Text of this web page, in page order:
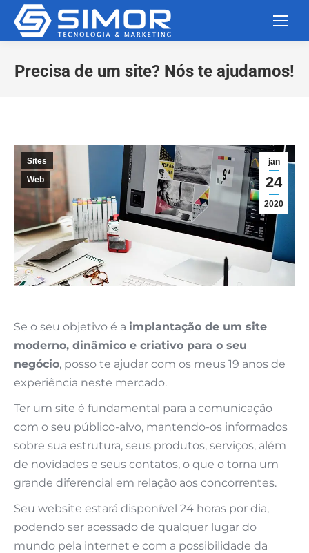
Precisa de um site? Nós te ajudamos!
jan
24
2020
Sites
Web
Se o seu objetivo é a implantação de um site
moderno, dinâmico e criativo para o seu
negócio, posso te ajudar com os meus 19 anos de
experiência neste mercado.
Ter um site é fundamental para a comunicação
com o seu público-alvo, mantendo-os informados
sobre sua estrutura, seus produtos, serviços, além
de novidades e seus contatos, o que o torna um
grande diferencial em relação aos concorrentes.
Seu website estará disponível 24 horas por dia,
podendo ser acessado de qualquer lugar do
mundo pela internet e com a possibilidade da